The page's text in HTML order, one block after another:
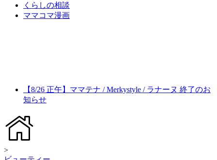
くらしの相談
ママコマ漫画
【8/26 正午】ママテナ / Merkystyle / ラナーヌ 終了のお
知らせ
>